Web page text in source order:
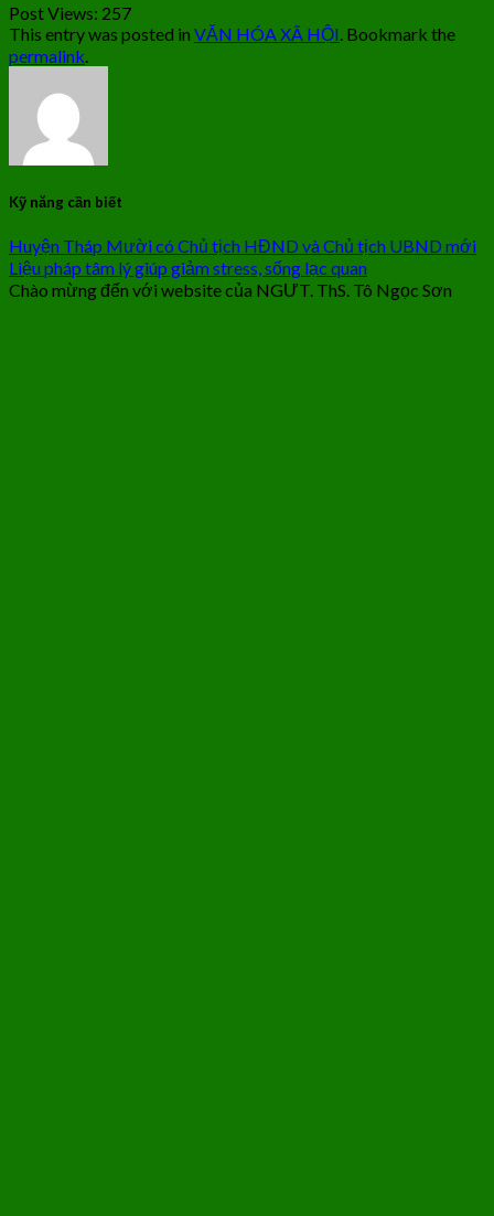
Post Views: 257
This entry was posted in VĂN HÓA XÃ HỘI. Bookmark the
permalink.
Kỹ năng cần biết
Huyện Tháp Mười có Chủ tịch HĐND và Chủ tịch UBND mới
Liệu pháp tâm lý giúp giảm stress, sống lạc quan
Chào mừng đến với website của NGƯT. ThS. Tô Ngọc Sơn